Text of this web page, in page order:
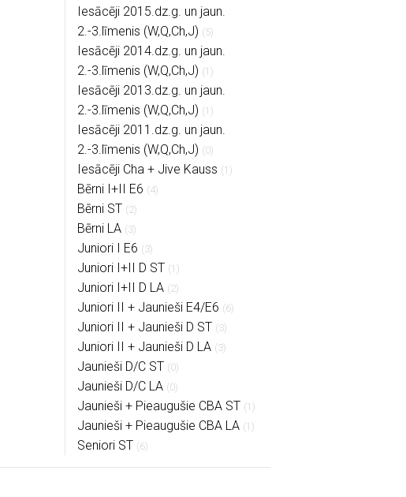
Iesācēji 2015.dz.g. un jaun.
2.-3.līmenis (W,Q,Ch,J) (5)
Iesācēji 2014.dz.g. un jaun.
2.-3.līmenis (W,Q,Ch,J) (1)
Iesācēji 2013.dz.g. un jaun.
2.-3.līmenis (W,Q,Ch,J) (1)
Iesācēji 2011.dz.g. un jaun.
2.-3.līmenis (W,Q,Ch,J) (0)
Iesācēji Cha + Jive Kauss (1)
Bērni I+II E6 (4)
Bērni ST (2)
Bērni LA (3)
Juniori I E6 (3)
Juniori I+II D ST (1)
Juniori I+II D LA (2)
Juniori II + Jaunieši E4/E6 (6)
Juniori II + Jaunieši D ST (3)
Juniori II + Jaunieši D LA (3)
Jaunieši D/C ST (0)
Jaunieši D/C LA (0)
Jaunieši + Pieaugušie CBA ST (1)
Jaunieši + Pieaugušie CBA LA (1)
Seniori ST (6)